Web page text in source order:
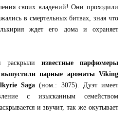
своих владений! Они проходили
в смертельных битвах, зная что
ждет его дома и охраняет
раскрылиизвестные парфюмеры
выпустили парные ароматы Viking
Saga (ном.: 3075). Дуэт имеет
с изысканным семейством
и звучит, так же окутывает